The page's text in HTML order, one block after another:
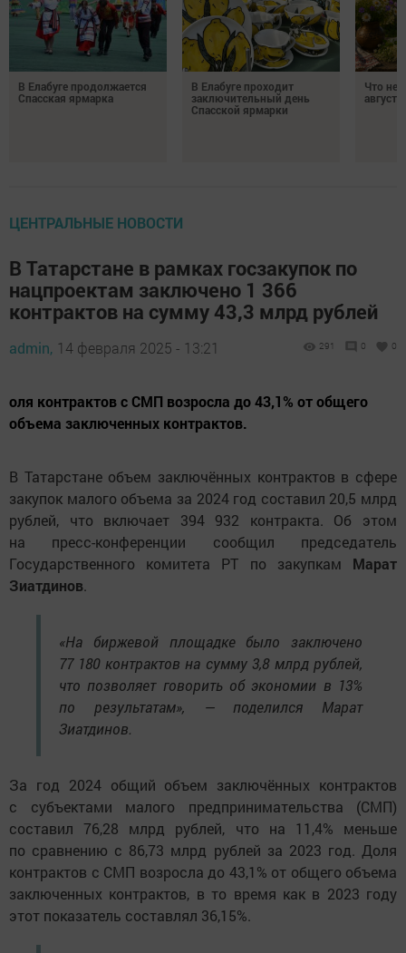
В Елабуге продолжается
Спасская ярмарка
В Елабуге проходит
заключительный день
Спасской ярмарки
Что
ЦЕНТРАЛЬНЫЕ НОВОСТИ
В Татарстане в рамках госзакупок по
нацпроектам заключено 1 366
контрактов на сумму 43,3 млрд рублей
admin, 14 февраля 2025 - 13:21 291 0 0
оля контрактов с СМП возросла до 43,1% от общего
объема заключенных контрактов.
В Татарстане объем заключённых контрактов в сфере
закупок малого объема за 2024 год составил 20,5 млрд
рублей, что включает 394 932 контракта. Об этом
на пресс-конференции сообщил председатель
Государственного комитета РТ по закупкам Марат
Зиатдинов.
«На биржевой площадке было заключено
77 180 контрактов на сумму 3,8 млрд рублей,
что позволяет говорить об экономии в 13%
по результатам», — поделился Марат
Зиатдинов.
За год 2024 общий объем заключённых контрактов
с субъектами малого предпринимательства (СМП)
составил 76,28 млрд рублей, что на 11,4% меньше
по сравнению с 86,73 млрд рублей за 2023 год. Доля
контрактов с СМП возросла до 43,1% от общего объема
заключенных контрактов, в то время как в 2023 году
этот показатель составлял 36,15%.